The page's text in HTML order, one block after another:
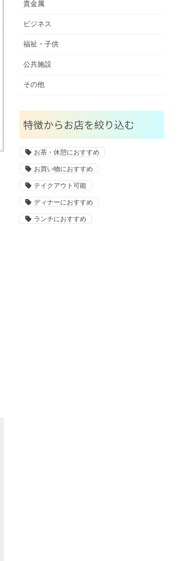
貴金属
ビジネス
福祉・子供
公共施設
その他
特徴からお店を絞り込む
お茶・休憩におすすめ
お買い物におすすめ
テイクアウト可能
ディナーにおすすめ
ランチにおすすめ